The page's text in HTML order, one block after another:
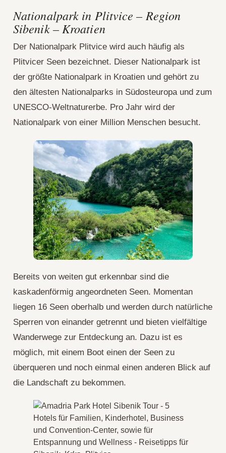
Nationalpark in Plitvice – Region
Sibenik – Kroatien
Der Nationalpark Plitvice wird auch häufig als
Plitvicer Seen bezeichnet. Dieser Nationalpark ist
der größte Nationalpark in Kroatien und gehört zu
den ältesten Nationalparks in Südosteuropa und zum
UNESCO-Weltnaturerbe. Pro Jahr wird der
Nationalpark von einer Million Menschen besucht.
Bereits von weiten gut erkennbar sind die
kaskadenförmig angeordneten Seen. Momentan
liegen 16 Seen oberhalb und werden durch natürliche
Sperren von einander getrennt und bieten vielfältige
Wanderwege zur Entdeckung an. Dazu ist es
möglich, mit einem Boot einen der Seen zu
überqueren und noch einmal einen anderen Blick auf
die Landschaft zu bekommen.